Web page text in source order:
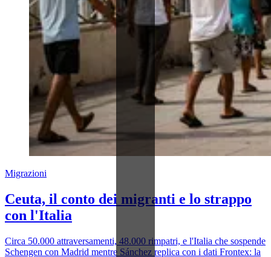
Migrazioni
Ceuta, il conto dei migranti e lo strappo
con l'Italia
Circa 50.000 attraversamenti, 48.000 rimpatri, e l'Italia che sospende
Schengen con Madrid mentre Sánchez replica con i dati Frontex: la